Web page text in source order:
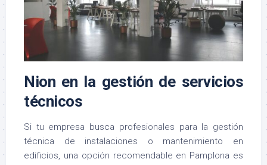
Nion en la gestión de servicios
técnicos
Si tu empresa busca profesionales para la gestión
técnica de instalaciones o mantenimiento en
edificios, una opción recomendable en Pamplona es